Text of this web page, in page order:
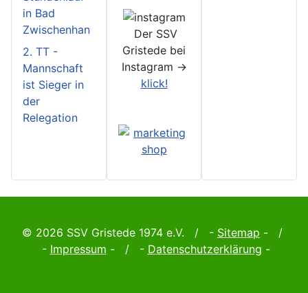
in Bad
Zwischenhan
2. TT -
Mannschaft
ist Sieger in
der
Relegation
Der SSV
Gristede bei
Instagram ->
klick!
© 2026 SSV Gristede 1974 e.V. / - Sitemap - /
- Impressum - / - Datenschutzerklärung -